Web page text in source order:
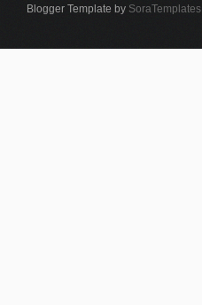
Blogger Template by SoraTemplates